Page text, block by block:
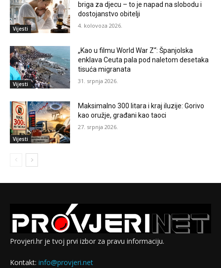
Vijesti
briga za djecu – to je napad na slobodu i
dostojanstvo obitelji
4. kolovoza 2026.
Vijesti
„Kao u filmu World War Z“: Španjolska
enklava Ceuta pala pod naletom desetaka
tisuća migranata
31. srpnja 2026.
Vijesti
Maksimalno 300 litara i kraj iluzije: Gorivo
kao oružje, građani kao taoci
27. srpnja 2026.
Provjeri.hr je tvoj prvi izbor za pravu informaciju.
Kontakt: info@provjeri.net